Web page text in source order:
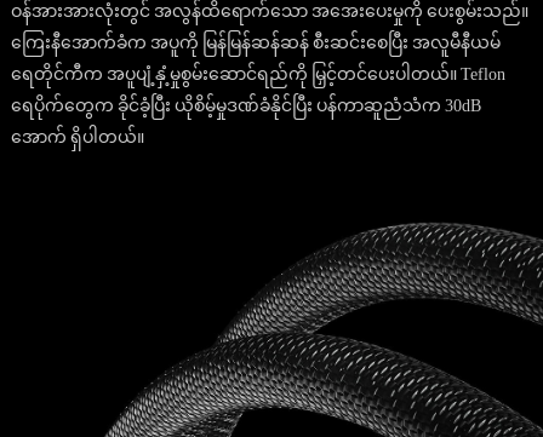
ဝန်အားအားလုံးတွင် အလွန်ထိရောက်သော အအေးပေးမှုကို ပေးစွမ်းသည်။
ကြေးနီအောက်ခံက အပူကို မြန်မြန်ဆန်ဆန် စီးဆင်းစေပြီး အလူမီနီယမ်
ရေတိုင်ကီက အပူပျံ့နှံ့မှုစွမ်းဆောင်ရည်ကို မြှင့်တင်ပေးပါတယ်။ Teflon
ရေပိုက်တွေက ခိုင်ခံ့ပြီး ယိုစိမ့်မှုဒဏ်ခံနိုင်ပြီး ပန်ကာဆူညံသံက 30dB
အောက် ရှိပါတယ်။